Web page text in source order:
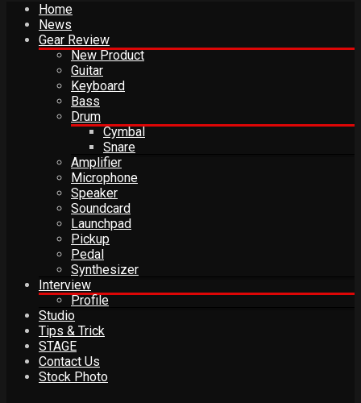
Home
News
Gear Review
New Product
Guitar
Keyboard
Bass
Drum
Cymbal
Snare
Amplifier
Microphone
Speaker
Soundcard
Launchpad
Pickup
Pedal
Synthesizer
Interview
Profile
Studio
Tips & Trick
STAGE
Contact Us
Stock Photo